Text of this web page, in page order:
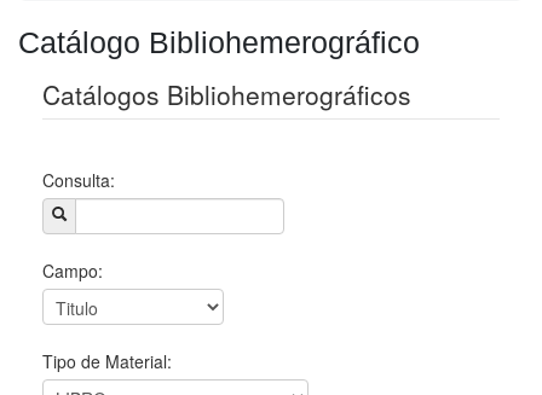
Catálogo Bibliohemerográfico